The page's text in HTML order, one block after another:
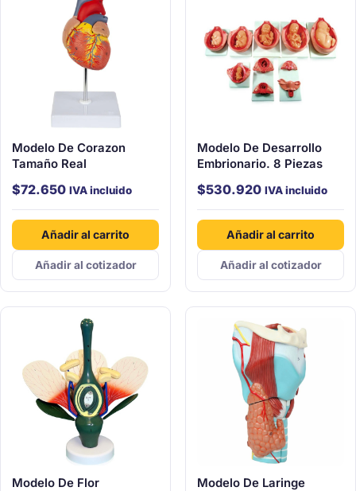
Modelo De Corazon
Tamaño Real
$72.650 IVA incluido
Añadir al carrito
Añadir al cotizador
Modelo De Desarrollo
Embrionario. 8 Piezas
$530.920 IVA incluido
Añadir al carrito
Añadir al cotizador
Modelo De Flor
Modelo De Laringe